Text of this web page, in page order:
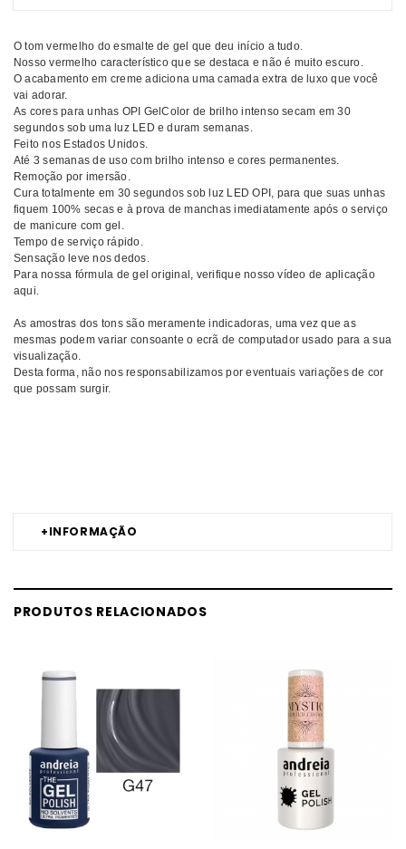
+INFORMAÇÃO
O tom vermelho do esmalte de gel que deu início a tudo.
Nosso vermelho característico que se destaca e não é muito escuro.
O acabamento em creme adiciona uma camada extra de luxo que você
vai adorar.
As cores para unhas OPI GelColor de brilho intenso secam em 30
segundos sob uma luz LED e duram semanas.
Feito nos Estados Unidos.
Até 3 semanas de uso com brilho intenso e cores permanentes.
Remoção por imersão.
Cura totalmente em 30 segundos sob luz LED OPI, para que suas unhas
fiquem 100% secas e à prova de manchas imediatamente após o serviço
de manicure com gel.
Tempo de serviço rápido.
Sensação leve nos dedos.
Para nossa fórmula de gel original, verifique nosso vídeo de aplicação
aqui.
As amostras dos tons são meramente indicadoras, uma vez que as
mesmas podem variar consoante o ecrã de computador usado para a sua
visualização.
Desta forma, não nos responsabilizamos por eventuais variações de cor
que possam surgir.
PRODUTOS RELACIONADOS